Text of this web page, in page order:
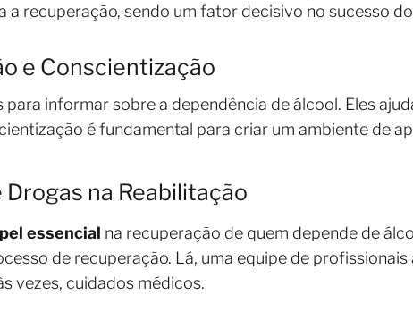
a recuperação, sendo um fator decisivo no sucesso
e Conscientização
informar sobre a dependência de álcool. Eles
é fundamental para criar um ambiente de
Drogas na Reabilitação
essencial na recuperação de quem depende de
de recuperação. Lá, uma equipe de
vezes, cuidados médicos.